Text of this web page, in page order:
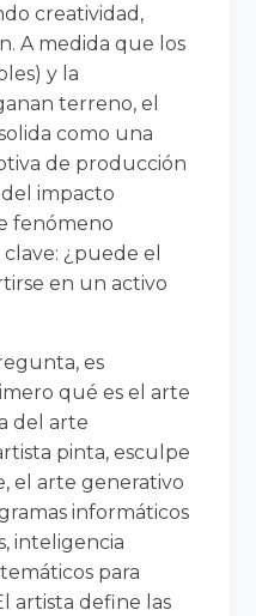
creatividad,
A medida que los
y la
terreno, el
como una
de producción
impacto
fenómeno
¿puede el
en un activo
es
qué es el arte
del arte
pinta, esculpe
el arte generativo
informáticos
inteligencia
para
artista define las